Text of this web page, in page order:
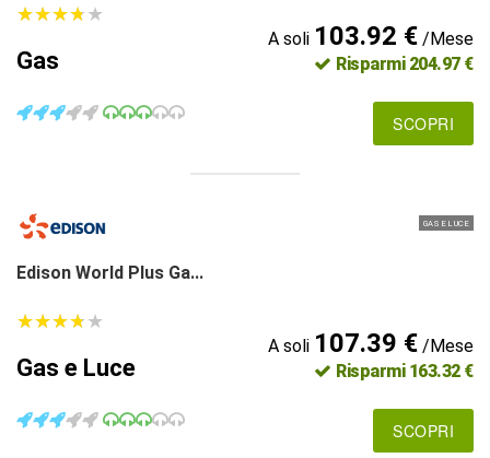
★★★★★
★★★★★
Gas
A soli 103.92 €/Mese
Risparmi 204.97 €
SCOPRI
GAS E LUCE
Edison World Plus Ga...
★★★★★
★★★★★
Gas e Luce
A soli 107.39 €/Mese
Risparmi 163.32 €
SCOPRI